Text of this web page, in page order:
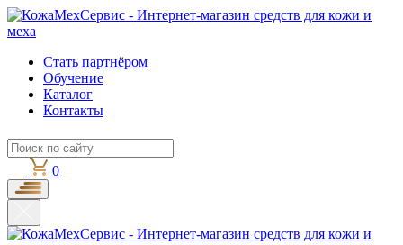
Стать партнёром
Обучение
Каталог
Контакты
0